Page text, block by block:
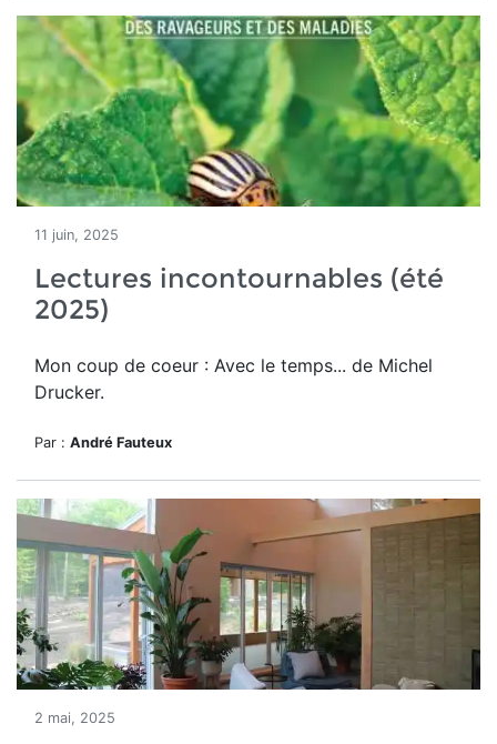
11 juin, 2025
Lectures incontournables (été
2025)
Mon coup de coeur : Avec le temps... de Michel
Drucker.
Par : André Fauteux
2 mai, 2025